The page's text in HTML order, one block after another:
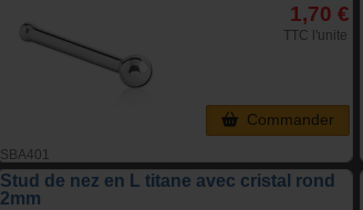
SBA401
1,70 €
TTC l'unite
Commander
Stud de nez en L titane avec cristal rond
2mm